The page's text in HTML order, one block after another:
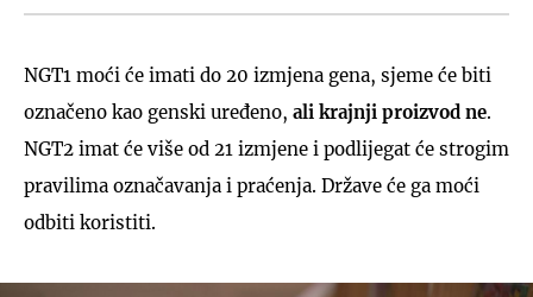
NGT1 moći će imati do 20 izmjena gena, sjeme će biti
označeno kao genski uređeno, ali krajnji proizvod ne.
NGT2 imat će više od 21 izmjene i podlijegat će strogim
pravilima označavanja i praćenja. Države će ga moći
odbiti koristiti.